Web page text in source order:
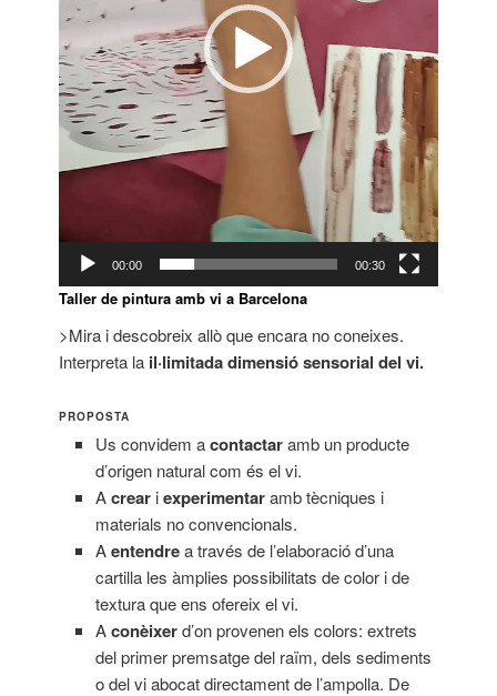
00:00 00:30
Taller de pintura amb vi a Barcelona
>Mira i descobreix allò que encara no coneixes.
Interpreta la il·limitada dimensió sensorial del vi.
PROPOSTA
Us convidem acontactaramb un producte
d’origen natural com és el vi.
Acrear iexperimentaramb tècniques i
materials no convencionals.
Aentendrea través de l’elaboració d’una
cartilla les àmplies possibilitats de color i de
textura que ens ofereix el vi.
Aconèixerd’on provenen els colors: extrets
del primer premsatge del raïm, dels sediments
o del vi abocat directament de l’ampolla. De